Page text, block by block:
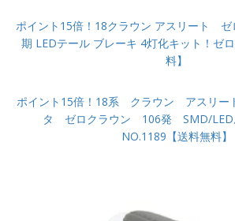
ポイント15倍！18クラウン アスリート
期 LEDテール ブレーキ 4灯化キット！ゼ
料】
ポイント15倍！18系 クラウン アスリー
タ ゼロクラウン 106発 SMD/LED
NO.1189【送料無料】